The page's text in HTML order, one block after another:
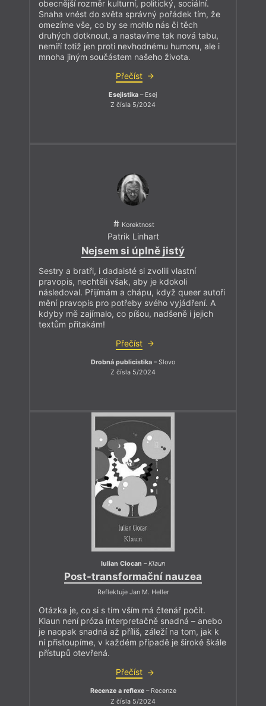
obecnější rozměr kulturní, politický, sociální.
Snaha vnést do světa správný pořádek tím, že
omezíme vše, co by se mohlo nás či těch
druhých dotknout, a nastavíme tak nová tabu,
nemíří totiž jen proti nevhodnému humoru, ale i
mnoha jiným součástem našeho života.
Přečíst
Esejistika – Esej
Z čísla 5/2024
Korektnost
Patrik Linhart
Nejsem si úplně jistý
Sestry a bratři, i dadaisté si zvolili vlastní
pravopis, nechtěli však, aby je kdokoli
následoval. Přijímám a chápu, když queer autoři
mění pravopis pro potřeby svého vyjádření. A
kdyby mě zajímalo, co píšou, nadšeně i jejich
textům přitakám!
Přečíst
Drobná publicistika – Slovo
Z čísla 5/2024
Iulian Ciocan –Klaun
Post-transformační nauzea
Reflektuje Jan M. Heller
Otázka je, co si s tím vším má čtenář počít.
Klaun není próza interpretačně snadná – anebo
je naopak snadná až příliš, záleží na tom, jak k
ní přistoupíme, v každém případě je široké škále
přístupů otevřená.
Přečíst
Recenze a reflexe– Recenze
Z čísla 5/2024